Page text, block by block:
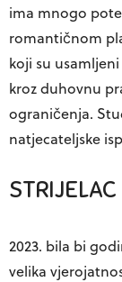
ima mnogo
romantičnom
koji su
kroz duhovnu
ograničenja.
natjecateljske
STRIJELAC
2023. bila bi
velika